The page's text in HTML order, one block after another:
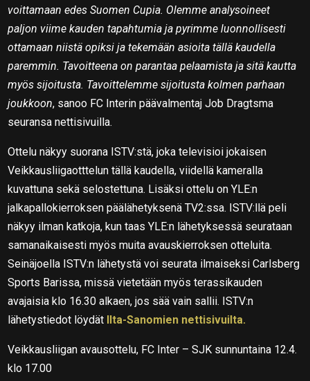
voittamaan edes Suomen Cupia. Olemme analysoineet
paljon viime kauden tapahtumia ja pyrimme luonnollisesti
ottamaan niistä opiksi ja tekemään asioita tällä kaudella
paremmin. Tavoitteena on parantaa pelaamista ja sitä kautta
myös sijoitusta. Tavoittelemme sijoitusta kolmen parhaan
joukkoon, sanoo FC Interin päävalmentaj Job Dragtsma
seuransa nettisivuilla.
Ottelu näkyy suorana ISTV:stä, joka televisioi jokaisen
Veikkausliigaotttelun tällä kaudella, viidellä kameralla
kuvattuna sekä selostettuna. Lisäksi ottelu on YLE:n
jalkapallokierroksen päälähetyksenä TV2:ssa. ISTV:llä peli
näkyy ilman katkoja, kun taas YLE:n lähetyksessä seurataan
samanaikaisesti myös muita avauskierroksen otteluita.
Seinäjoella ISTV:n lähetystä voi seurata ilmaiseksi Carlsberg
Sports Barissa, missä vietetään myös terassikauden
avajaisia klo 16.30 alkaen, jos sää vain sallii. ISTV:n
lähetystiedot löydät Ilta-Sanomien nettisivuilta.
Veikkausliigan avausottelu, FC Inter – SJK sunnuntaina 12.4.
klo 17.00